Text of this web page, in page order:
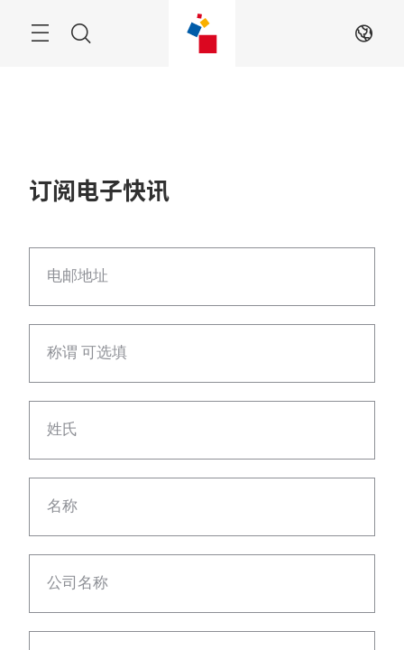
菜
ZH
订阅电子快讯
电邮地址
称谓 可选填
姓氏
名称
公司名称